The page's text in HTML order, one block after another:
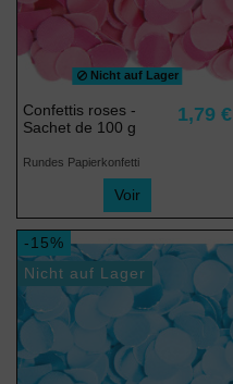
Nicht auf Lager
Confettis roses -
Sachet de 100 g
1,79 €
Rundes Papierkonfetti
Voir
-15%
Nicht auf Lager